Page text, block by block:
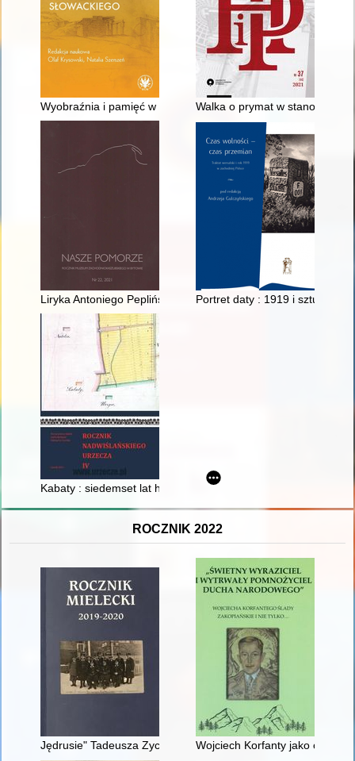
Wyobraźnia i pamięć w dyskursie autobiograficznym
Walka o prymat w stanowieniu
Liryka Antoniego Peplińskiego z lat 1945-1948
Portret daty : 1919 i sztuka
Kabaty : siedemset lat historii
ROCZNIK 2022
Jędrusie" Tadeusza Zycha Wojciech Korfanty jako